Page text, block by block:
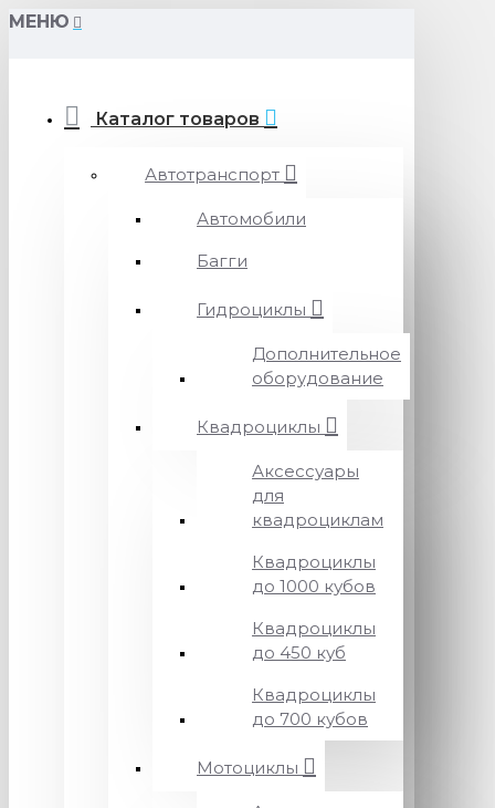
МЕНЮ
Каталог товаров
Автотранспорт
Автомобили
Багги
Гидроциклы
Дополнительное
оборудование
Квадроциклы
Аксессуары
для
квадроциклам
Квадроциклы
до 1000 кубов
Квадроциклы
до 450 куб
Квадроциклы
до 700 кубов
Мотоциклы